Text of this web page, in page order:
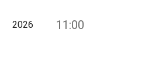
2026 11:00